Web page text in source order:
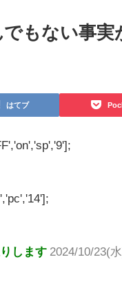
でもない事
はてブ
します 2024/10/23(